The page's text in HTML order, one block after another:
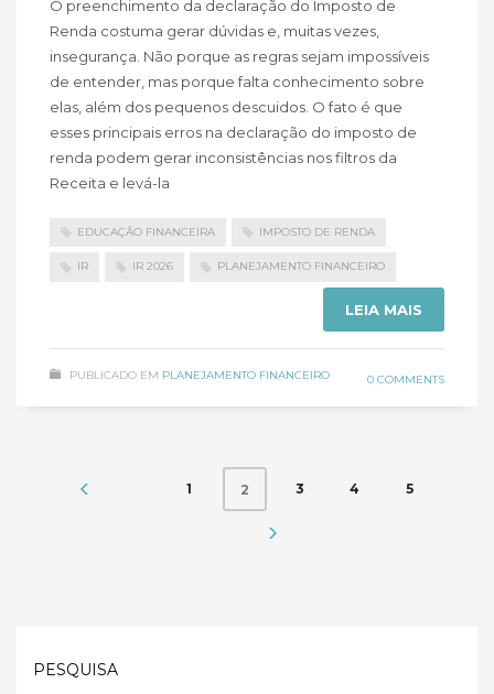
O preenchimento da declaração do Imposto de
Renda costuma gerar dúvidas e, muitas vezes,
insegurança. Não porque as regras sejam impossíveis
de entender, mas porque falta conhecimento sobre
elas, além dos pequenos descuidos. O fato é que
esses principais erros na declaração do imposto de
renda podem gerar inconsistências nos filtros da
Receita e levá-la
EDUCAÇÃO FINANCEIRA IMPOSTO DE RENDA
IR IR 2026 PLANEJAMENTO FINANCEIRO
LEIA MAIS
PUBLICADO EM PLANEJAMENTO FINANCEIRO 0 COMMENTS
1 2 3 4 5
PESQUISA